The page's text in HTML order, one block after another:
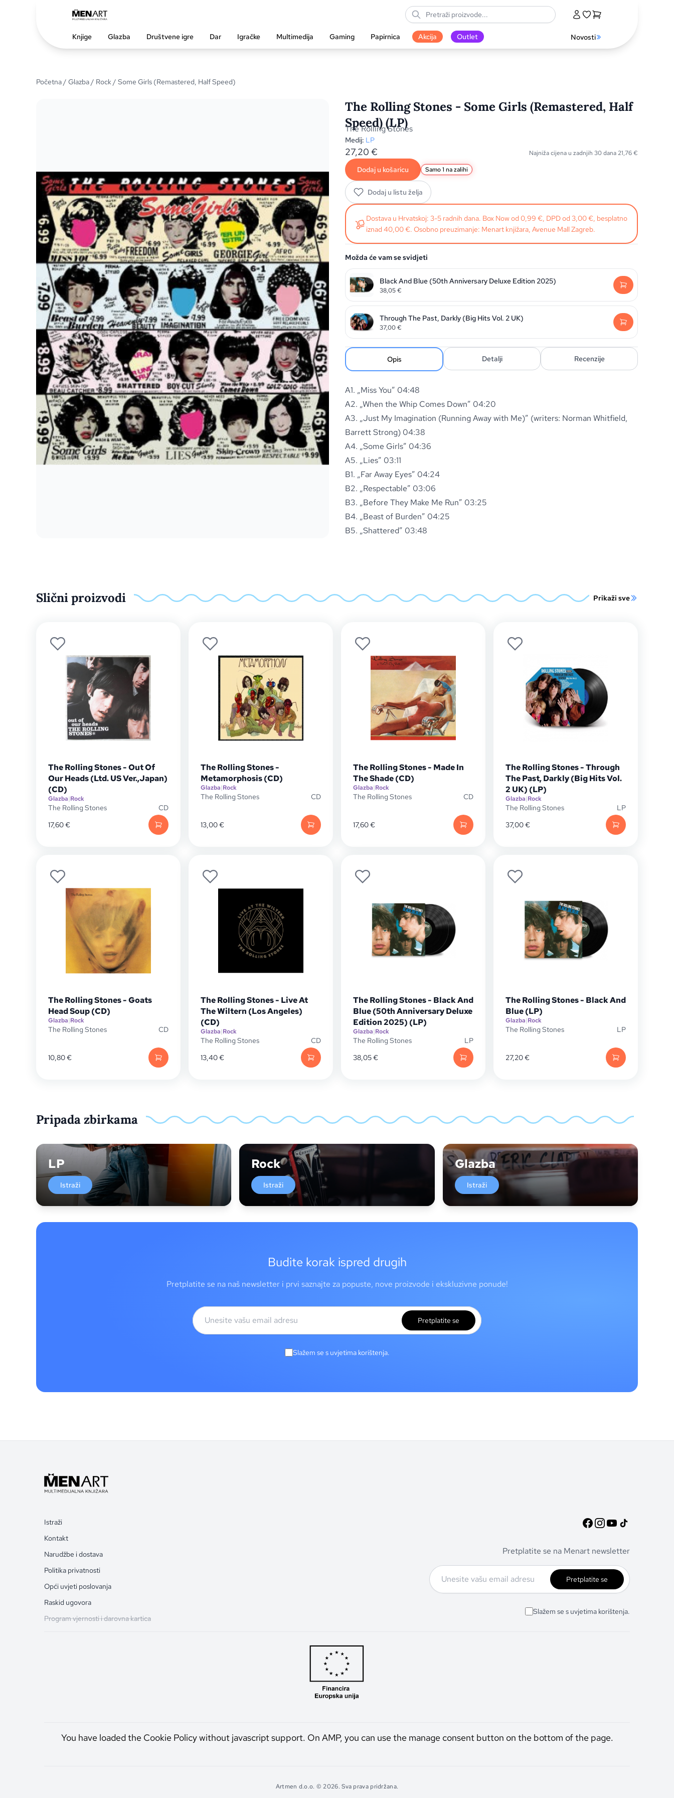
Knjige Glazba Društvene igre Dar Igračke Multimedija Gaming Papirnica Akcija Outlet Novosti
Početna/ Glazba/ Rock/ Some Girls (Remastered, Half Speed)
The Rolling Stones - Some Girls (Remastered, Half
Speed) (LP)
The Rolling Stones
Medij: LP
27,20 € Najniža cijena u zadnjih 30 dana 21,76€
Dodaj u košaricu Samo 1 na zalihi
Dodaj u listu želja
Dostava u Hrvatskoj: 3-5 radnih dana. Box Now od 0,99 €, DPD od 3,00 €, besplatno
iznad 40,00 €. Osobno preuzimanje: Menart knjižara, Avenue Mall Zagreb.
Možda će vam se svidjeti
Black And Blue (50th Anniversary Deluxe Edition 2025)
38,05€
Through The Past, Darkly (Big Hits Vol. 2 UK)
37,00€
Opis Detalji Recenzije
A1. „Miss You” 04:48
A2. „When the Whip Comes Down” 04:20
A3. „Just My Imagination (Running Away with Me)” (writers: Norman Whitfield,
Barrett Strong) 04:38
A4. „Some Girls” 04:36
A5. „Lies” 03:11
B1. „Far Away Eyes” 04:24
B2. „Respectable” 03:06
B3. „Before They Make Me Run” 03:25
B4. „Beast of Burden” 04:25
B5. „Shattered” 03:48
Slični proizvodi Prikaži sve
The Rolling Stones - Out Of
Our Heads (Ltd. US Ver.,Japan)
(CD)
Glazba|Rock
The Rolling Stones
CD
17,60€
The Rolling Stones -
Metamorphosis (CD)
Glazba|Rock
The Rolling Stones CD
13,00€
The Rolling Stones - Made In
The Shade (CD)
Glazba|Rock
The Rolling Stones CD
17,60€
The Rolling Stones - Through
The Past, Darkly (Big Hits Vol.
2 UK) (LP)
Glazba|Rock
The Rolling Stones
LP
37,00€
The Rolling Stones - Goats
Head Soup (CD)
Glazba|Rock
The Rolling Stones CD
10,80€
The Rolling Stones - Live At
The Wiltern (Los Angeles)
(CD)
Glazba|Rock
The Rolling Stones
CD
13,40€
The Rolling Stones - Black And
Blue (50th Anniversary Deluxe
Edition 2025) (LP)
Glazba|Rock
The Rolling Stones
LP
38,05€
The Rolling Stones - Black And
Blue (LP)
Glazba|Rock
The Rolling Stones LP
27,20€
Pripada zbirkama
LP
Istraži
Rock
Istraži
Glazba
Istraži
Budite korak ispred drugih
Pretplatite se na naš newsletter i prvi saznajte za popuste, nove proizvode i ekskluzivne ponude!
Pretplatite se
Slažem se s uvjetima korištenja.
Istraži
Kontakt
Narudžbe i dostava
Politika privatnosti
Opći uvjeti poslovanja
Raskid ugovora
Program vjernosti i darovna kartica
Pretplatite se na Menart newsletter
Pretplatite se
Slažem se s uvjetima korištenja.
You have loaded the Cookie Policy without javascript support. On AMP, you can use the manage consent button on the bottom of the page.
Artmen d.o.o. © 2026. Sva prava pridržana.